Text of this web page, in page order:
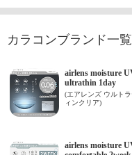
カラコンブランド一覧